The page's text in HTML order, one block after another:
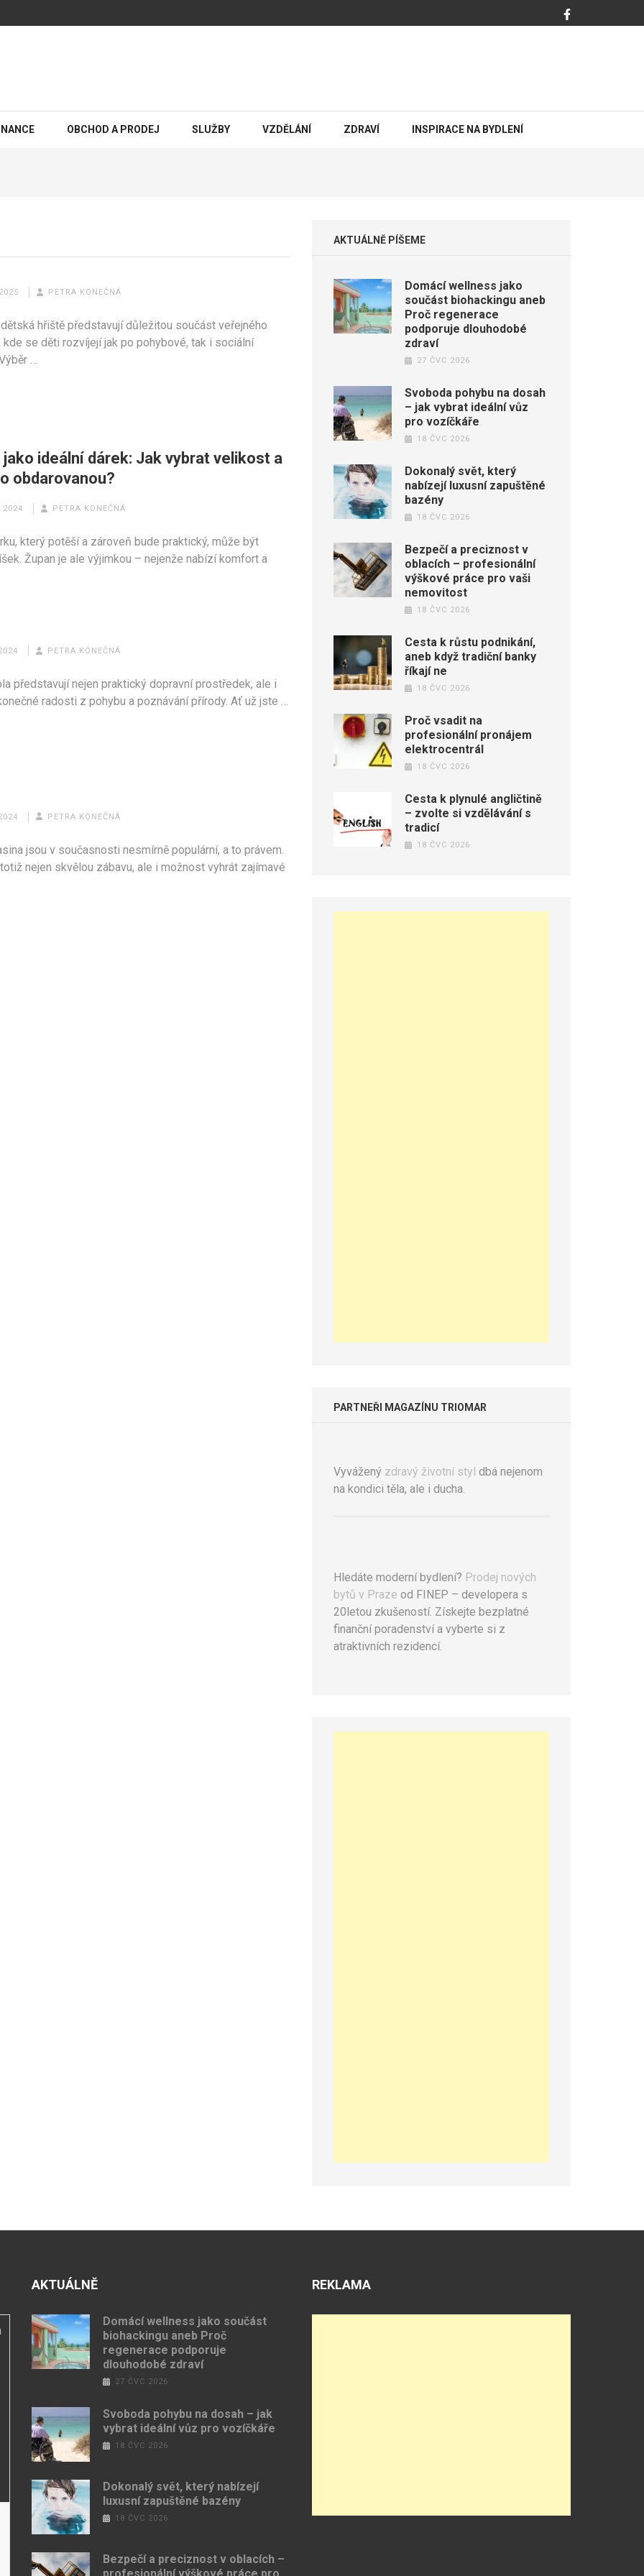
OBCHOD A PRODEJ SLUŽBY VZDĚLÁNÍ ZDRAVÍ INSPIRACE NA BYDLENÍ
PETRA KONEČNÁ
hřiště představují důležitou součást veřejného
kde se děti rozvíjejí jak po pohybové, tak i sociální
…
jako ideální dárek: Jak vybrat velikost a
obdarovanou?
2024 PETRA KONEČNÁ
který potěší a zároveň bude praktický, může být
Župan je ale výjimkou – nejenže nabízí komfort a
PETRA KONEČNÁ
představují nejen praktický dopravní prostředek, ale i
radosti z pohybu a poznávání přírody. Ať už jste …
PETRA KONEČNÁ
jsou v současnosti nesmírně populární, a to právem.
nejen skvělou zábavu, ale i možnost vyhrát zajímavé
AKTUÁLNĚ PÍŠEME
Domácí wellness jako
součást biohackingu aneb
Proč regenerace
podporuje dlouhodobé
zdraví
27 ČVC 2026
Svoboda pohybu na dosah
– jak vybrat ideální vůz
pro vozíčkáře
18 ČVC 2026
Dokonalý svět, který
nabízejí luxusní zapuštěné
bazény
18 ČVC 2026
Bezpečí a preciznost v
oblacích – profesionální
výškové práce pro vaši
nemovitost
18 ČVC 2026
Cesta k růstu podnikání,
aneb když tradiční banky
říkají ne
18 ČVC 2026
Proč vsadit na
profesionální pronájem
elektrocentrál
18 ČVC 2026
Cesta k plynulé angličtině
– zvolte si vzdělávání s
tradicí
18 ČVC 2026
PARTNEŘI MAGAZÍNU TRIOMAR
Vyvážený zdravý životní styl dbá nejenom
na kondici těla, ale i ducha.
Hledáte moderní bydlení? Prodej nových
bytů v Praze od FINEP – developera s
20letou zkušeností. Získejte bezplatné
finanční poradenství a vyberte si z
atraktivních rezidencí.
AKTUÁLNĚ
Domácí wellness jako součást
biohackingu aneb Proč
regenerace podporuje
dlouhodobé zdraví
27 ČVC 2026
Svoboda pohybu na dosah – jak
vybrat ideální vůz pro vozíčkáře
18 ČVC 2026
Dokonalý svět, který nabízejí
luxusní zapuštěné bazény
18 ČVC 2026
Bezpečí a preciznost v oblacích –
REKLAMA